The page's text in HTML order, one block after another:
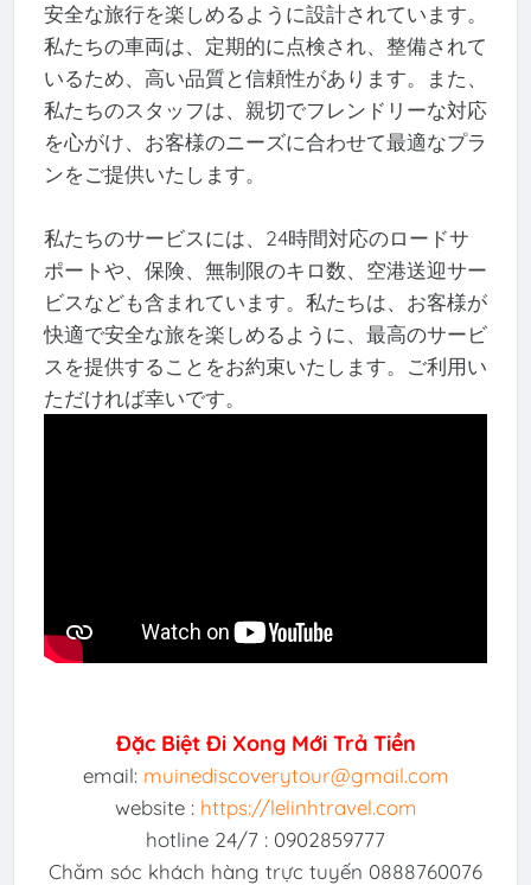
安全な旅行を楽しめるように設計されています。
私たちの車両は、定期的に点検され、整備されて
いるため、高い品質と信頼性があります。また、
私たちのスタッフは、親切でフレンドリーな対応
を心がけ、お客様のニーズに合わせて最適なプラ
ンをご提供いたします。
私たちのサービスには、24時間対応のロードサ
ポートや、保険、無制限のキロ数、空港送迎サー
ビスなども含まれています。私たちは、お客様が
快適で安全な旅を楽しめるように、最高のサービ
スを提供することをお約束いたします。ご利用い
ただければ幸いです。
Đặc Biệt Đi Xong Mới Trả Tiền
email: muinediscoverytour@gmail.com
website : https://lelinhtravel.com
hotline 24/7 : 0902859777
Chăm sóc khách hàng trực tuyến 0888760076